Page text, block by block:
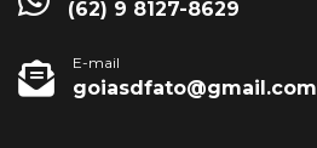
(62) 9 8127-8629
E-mail
goiasdfato@gmail.com